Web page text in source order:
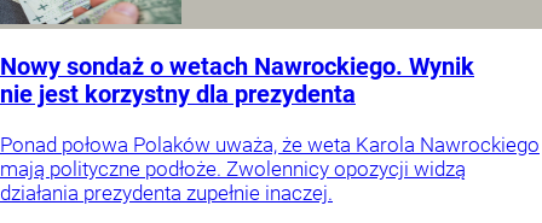
Nowy sondaż o wetach Nawrockiego. Wynik
nie jest korzystny dla prezydenta
Ponad połowa Polaków uważa, że weta Karola Nawrockiego
mają polityczne podłoże. Zwolennicy opozycji widzą
działania prezydenta zupełnie inaczej.